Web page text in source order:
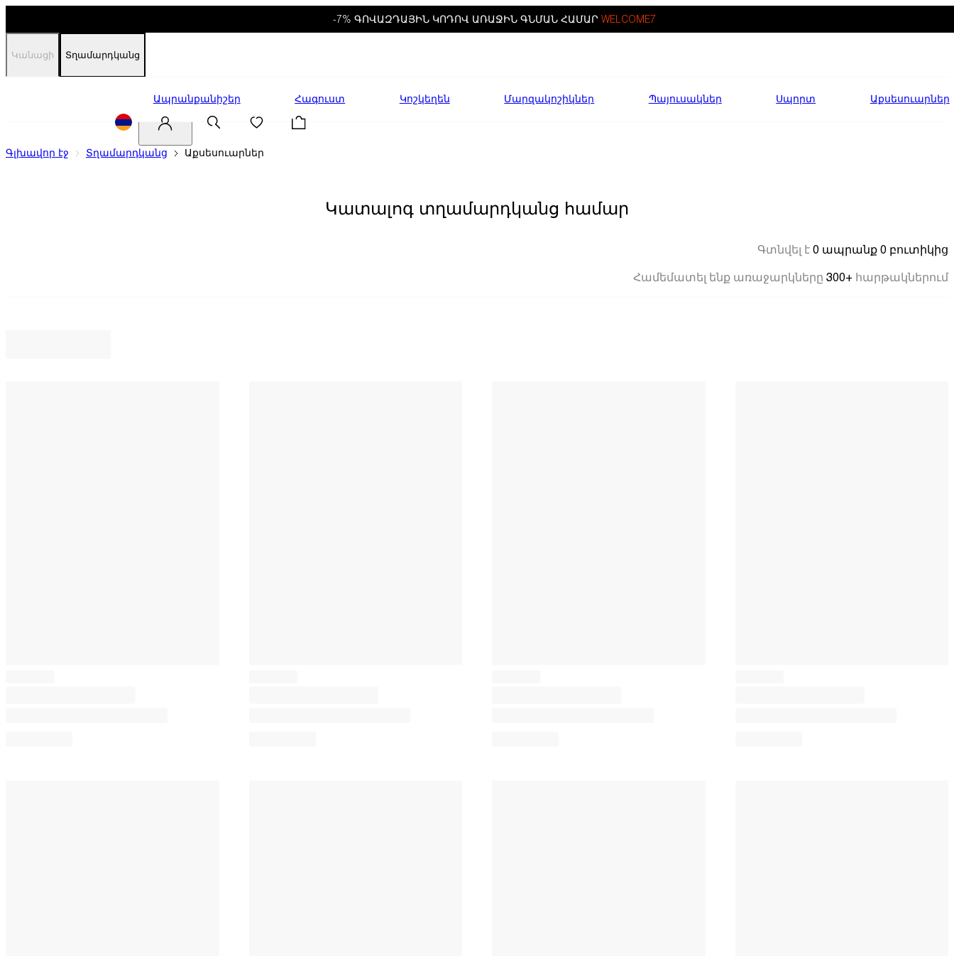
-7% ԳՈՎԱԶԴԱՅԻՆ ԿՈԴՈՎ ԱՌԱՋԻՆ ԳՆՄԱՆ ՀԱՄԱՐ WELCOME7
Կանացի Տղամարդկանց
Ապրանքանիշեր Հագուստ Կոշկեղեն Մարզակոշիկներ Պայուսակներ Սպորտ Աքսեսուարներ
Գլխավոր էջ Տղամարդկանց Աքսեսուարներ
Կատալոգ տղամարդկանց համար
Գտնվել է 0 ապրանք 0 բուտիկից
Համեմատել ենք առաջարկները 300+ հարթակներում